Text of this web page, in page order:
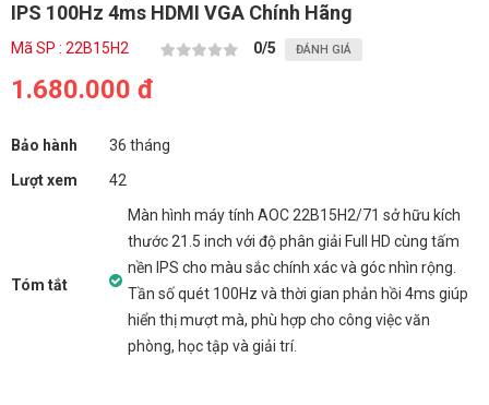
IPS 100Hz 4ms HDMI VGA Chính Hãng
Mã SP : 22B15H2 0/5 ĐÁNH GIÁ
1.680.000 đ
Bảo hành
36 tháng
Lượt xem
42
Tóm tắt
Màn hình máy tính AOC 22B15H2/71 sở hữu kích
thước 21.5 inch với độ phân giải Full HD cùng tấm
nền IPS cho màu sắc chính xác và góc nhìn rộng.
Tần số quét 100Hz và thời gian phản hồi 4ms giúp
hiển thị mượt mà, phù hợp cho công việc văn
phòng, học tập và giải trí.